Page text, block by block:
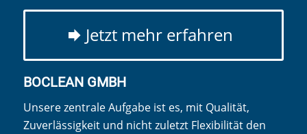
Jetzt mehr erfahren
BOCLEAN GMBH
Unsere zentrale Aufgabe ist es, mit Qualität,
Zuverlässigkeit und nicht zuletzt Flexibilität den